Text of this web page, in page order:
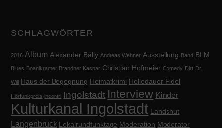
SCHLAGWÖRTER
2016 Album Alexander Bálly Andreas Wehner Ausstellung Band BLM
Blues Boanlkramer Brandner Kaspar Christian Hofmeier Comedy Dirt Dr.
Will Haus der Begegnung Heimatkrimi Holledauer Fidel
Hörfunkpreis incontri Ingolstadt Interview Kinder
Kulturkanal Ingolstadt Landshut
Langenbruck Lokalrundfunktage Moderation Moderator